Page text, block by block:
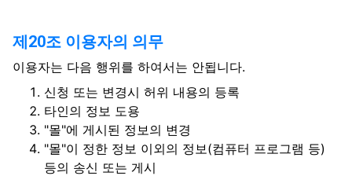
제20조 이용자의 의무
이용자는 다음 행위를 하여서는 안됩니다.
신청 또는 변경시 허위 내용의 등록
타인의 정보 도용
"몰"에 게시된 정보의 변경
"몰"이 정한 정보 이외의 정보(컴퓨터 프로그램 등)
등의 송신 또는 게시